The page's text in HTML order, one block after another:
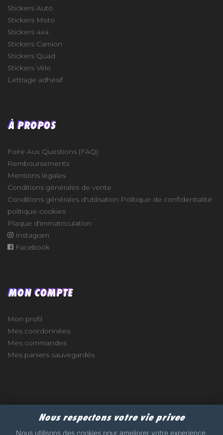
Stickers Auto
Stickers Moto
Stickers 4x4
Stickers Camion
Stickers Quad
Stickers Vélo
Lettrage adhésif
À PROPOS
Foire Aux Questions (FAQ)
Remboursements
Mentions légales
Conditions générales de vente
Conditions générales d'utilisation Politique de confidentialité
politique-cookies
Plaque d'immatriculation
Instagram
Facebook
MON COMPTE
Mon profil
Mes coordonnées
Mes commandes
Mes paniers sauvegardés
Nous respectons votre vie privee
Nous utilisons des cookies pour ameliorer votre experience,